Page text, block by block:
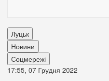
Луцьк
Новини
Соцмережі
17:55, 07 Грудня 2022